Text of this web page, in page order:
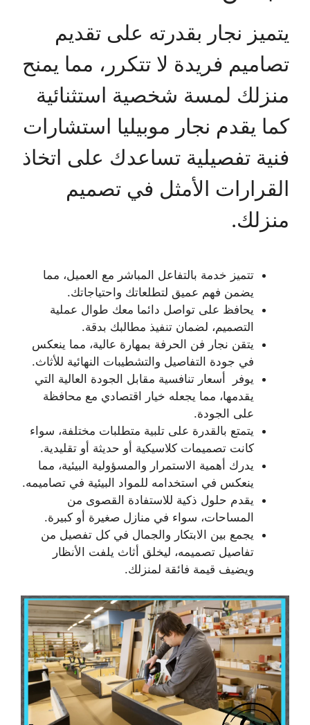
يتميز نجار بقدرته على تقديم
تصاميم فريدة لا تتكرر، مما يمنح
منزلك لمسة شخصية استثنائية
كما يقدم نجار موبيليا استشارات
فنية تفصيلية تساعدك على اتخاذ
القرارات الأمثل في تصميم
منزلك.
تتميز خدمة بالتفاعل المباشر مع العميل، مما
يضمن فهم عميق لتطلعاتك واحتياجاتك.
يحافظ على تواصل دائما معك طوال عملية
التصميم، لضمان تنفيذ مطالبك بدقة.
يتقن نجار فن الحرفة بمهارة عالية، مما ينعكس
في جودة التفاصيل والتشطيبات النهائية للأثاث.
يوفر أسعار تنافسية مقابل الجودة العالية التي
يقدمها، مما يجعله خيار اقتصادي مع محافظة
على الجودة.
يتمتع بالقدرة على تلبية متطلبات مختلفة، سواء
كانت تصميمات كلاسيكية أو حديثة أو تقليدية.
يدرك أهمية الاستمرار والمسؤولية البيئية، مما
ينعكس في استخدامه للمواد البيئية في تصاميمه.
يقدم حلول ذكية للاستفادة القصوى من
المساحات، سواء في منازل صغيرة أو كبيرة.
يجمع بين الابتكار والجمال في كل تفصيل من
تفاصيل تصميمه، ليخلق أثاث يلفت الأنظار
ويضيف قيمة فائقة لمنزلك.